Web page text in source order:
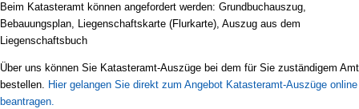
Beim Katasteramt können angefordert werden: Grundbuchauszug,
Bebauungsplan, Liegenschaftskarte (Flurkarte), Auszug aus dem
Liegenschaftsbuch
Über uns können Sie Katasteramt-Auszüge bei dem für Sie zuständigem Amt
bestellen. Hier gelangen Sie direkt zum Angebot Katasteramt-Auszüge online
beantragen.